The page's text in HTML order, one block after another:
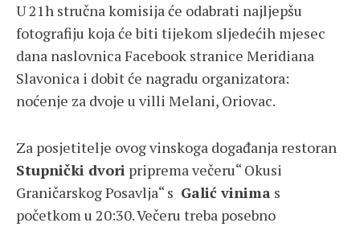
U 21h stručna komisija će odabrati najljepšu
fotografiju koja će biti tijekom sljedećih mjesec
dana naslovnica Facebook stranice Meridiana
Slavonica i dobit će nagradu organizatora:
noćenje za dvoje u villi Melani, Oriovac.
Za posjetitelje ovog vinskoga događanja restoran
Stupnički dvori priprema večeru“ Okusi
Graničarskog Posavlja“ s Galić vinima s
početkom u 20:30. Večeru treba posebno